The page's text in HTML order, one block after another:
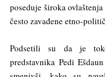
poseduje široka
često zavađene etno-
Podsetili su da je
predstavnika Pedi